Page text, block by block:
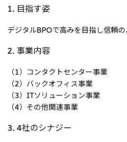
イタリア三井物産株式会社
CIS
三井物産モスクワ有限会社
アジア
アジア・大洋州三井物産株式会社
タイ国三井物産株式会社
インドネシア 三井物産株式会社
1. 目指す姿
デジタルBPOで高みを目指し信頼
2. 事業内容
（1）コンタクトセンター事業
（2）バックオフィス事業
（3）ITソリューション事業
（4）その他関連事業
3. 4社のシナジー